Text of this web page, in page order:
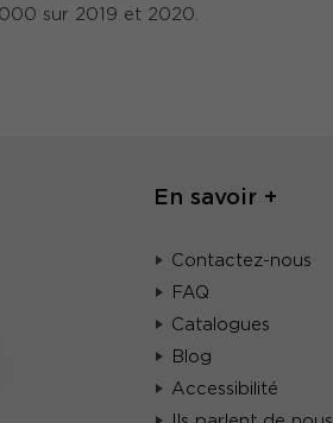
sur 2019 et 2020.
En savoir +
Contactez-nous
FAQ
Catalogues
Blog
Accessibilité